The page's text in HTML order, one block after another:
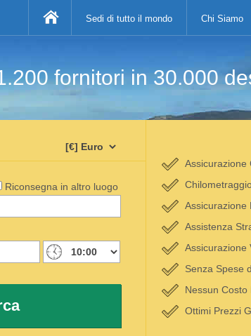
Sedi di tutto il mondo Chi Siamo
fornitori in 30.000
Riconsegna in altro luogo
Assicurazione
Assicurazione
Assistenza
Assicurazione
Senza Spese
Nessun Costo
Ottimi Prezzi